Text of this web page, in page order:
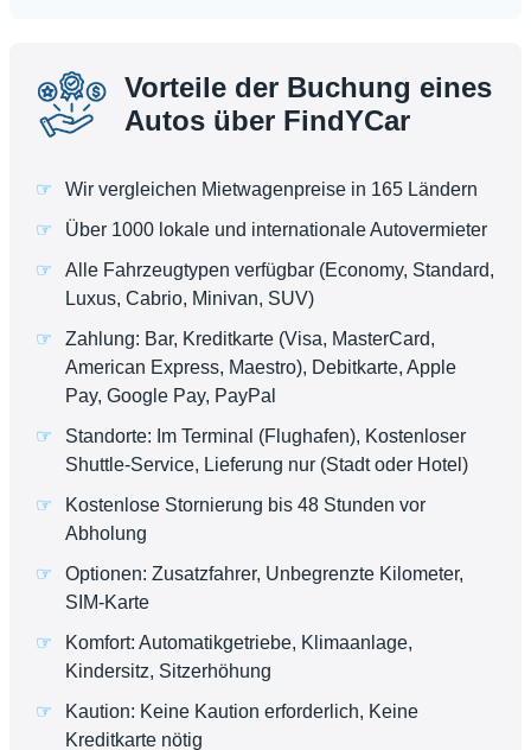
Vorteile der Buchung eines
Autos über FindYCar
Wir vergleichen Mietwagenpreise in 165 Ländern
Über 1000 lokale und internationale Autovermieter
Alle Fahrzeugtypen verfügbar (Economy, Standard,
Luxus, Cabrio, Minivan, SUV)
Zahlung: Bar, Kreditkarte (Visa, MasterCard,
American Express, Maestro), Debitkarte, Apple
Pay, Google Pay, PayPal
Standorte: Im Terminal (Flughafen), Kostenloser
Shuttle-Service, Lieferung nur (Stadt oder Hotel)
Kostenlose Stornierung bis 48 Stunden vor
Abholung
Optionen: Zusatzfahrer, Unbegrenzte Kilometer,
SIM-Karte
Komfort: Automatikgetriebe, Klimaanlage,
Kindersitz, Sitzerhöhung
Kaution: Keine Kaution erforderlich, Keine
Kreditkarte nötig